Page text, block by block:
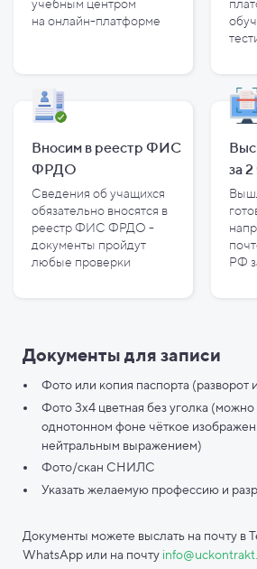
учебным центром
на онлайн-платформе
Вносим в реестр ФИС
ФРДО
Сведения об учащихся
обязательно вносятся в
реестр ФИС ФРДО -
документы пройдут
любые проверки
за2
РФ
Документы для записи
Фото или копия паспорта (разворот
Фото 3х4 цветная без уголка
однотонном фоне чёткое
нейтральным выражением)
Фото/скан СНИЛС
Указать желаемую профессию и
Документы можете выслать на почту в
WhatsApp или на почту